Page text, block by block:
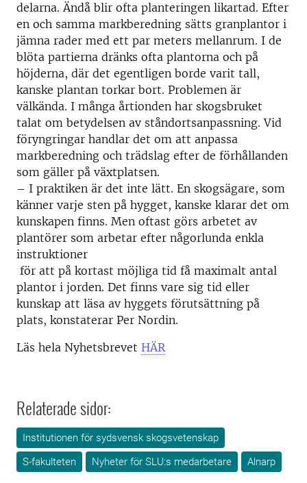
delarna. Ändå blir ofta planteringen likartad. Efter
en och samma markberedning sätts granplantor i
jämna rader med ett par meters mellanrum. I de
blöta partierna dränks ofta plantorna och på
höjderna, där det egentligen borde varit tall,
kanske plantan torkar bort. Problemen är
välkända. I många årtionden har skogsbruket
talat om betydelsen av ståndortsanpassning. Vid
föryngringar handlar det om att anpassa
markberedning och trädslag efter de förhållanden
som gäller på växtplatsen.
– I praktiken är det inte lätt. En skogsägare, som
känner varje sten på hygget, kanske klarar det om
kunskapen finns. Men oftast görs arbetet av
plantörer som arbetar efter någorlunda enkla
instruktioner
för att på kortast möjliga tid få maximalt antal
plantor i jorden. Det finns vare sig tid eller
kunskap att läsa av hyggets förutsättning på
plats, konstaterar Per Nordin.
Läs hela Nyhetsbrevet HÄR
Relaterade sidor:
Institutionen för sydsvensk skogsvetenskap
S-fakulteten
Nyheter för SLU:s medarbetare Alnarp